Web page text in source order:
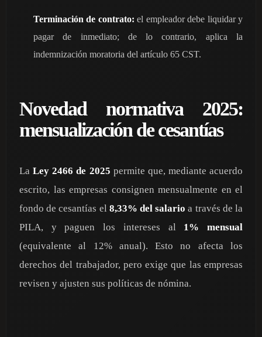
Terminación de contrato: el empleador debe liquidar y
pagar de inmediato; de lo contrario, aplica la
indemnización moratoria del artículo 65 CST.
Novedad normativa 2025:
mensualización de cesantías
LaLey 2466 de 2025 permite que, mediante acuerdo
escrito, las empresas consignen mensualmente en el
fondo de cesantías el 8,33% del salario a través de la
PILA, y paguen los intereses al 1% mensual
(equivalente al 12% anual). Esto no afecta los
derechos del trabajador, pero exige que las empresas
revisen y ajusten sus políticas de nómina.